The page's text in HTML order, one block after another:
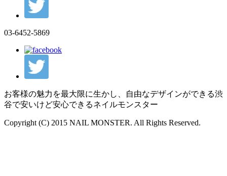
03-6452-5869
お客様の魅力を最大限に生かし、自由なデザインができる渋
谷で安いけど安心できるネイルモンスター
Copyright (C) 2015 NAIL MONSTER. All Rights Reserved.